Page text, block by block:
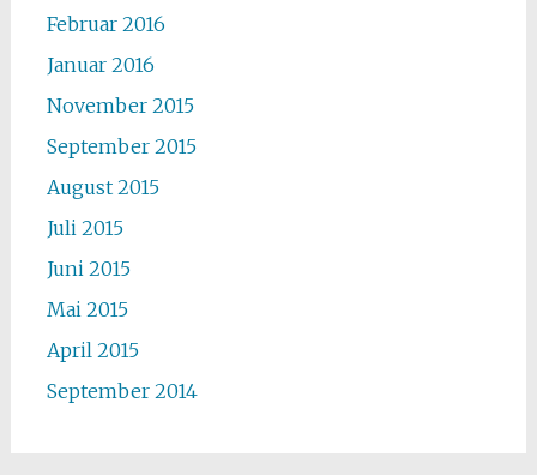
Februar 2016
Januar 2016
November 2015
September 2015
August 2015
Juli 2015
Juni 2015
Mai 2015
April 2015
September 2014